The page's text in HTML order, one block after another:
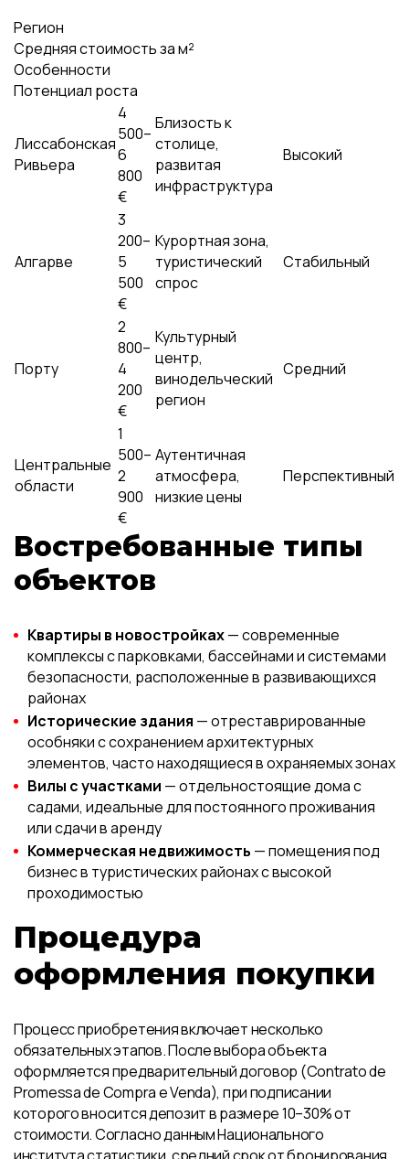
Регион
Средняя стоимость за м²
Особенности
Потенциал роста
Лиссабонская
Ривьера
4
500–
6
800
€
Близость к
столице,
развитая
инфраструктура
Высокий
Алгарве
3
200–
5
500
€
Курортная зона,
туристический
спрос
Стабильный
Порту
2
800–
4
200
€
Культурный
центр,
винодельческий
регион
Средний
Центральные
области
1
500–
2
900
€
Аутентичная
атмосфера,
низкие цены
Перспективный
Востребованные типы
объектов
Квартиры в новостройках— современные
комплексы с парковками, бассейнами и системами
безопасности, расположенные в развивающихся
районах
Исторические здания — отреставрированные
особняки с сохранением архитектурных
элементов, часто находящиеся в охраняемых зонах
Вилы с участками — отдельностоящие дома с
садами, идеальные для постоянного проживания
или сдачи в аренду
Коммерческая недвижимость — помещения под
бизнес в туристических районах с высокой
проходимостью
Процедура
оформления покупки
Процесс приобретения включает несколько
обязательных этапов. После выбора объекта
оформляется предварительный договор (Contrato de
Promessa de Compra e Venda), при подписании
которого вносится депозит в размере 10–30% от
стоимости. Согласно данным Национального